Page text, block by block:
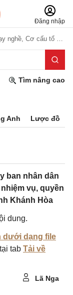
Đăng nhập
nghề, Cơ cấu tổ chức
Tìm nâng cao
Anh Lược đồ
ban nhân dân
vụ, quyền
Khánh Hòa
dung.
dưới dạng file
tab Tải về
Lã Nga